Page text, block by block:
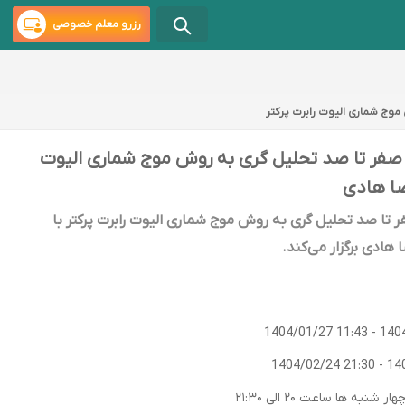
رزرو معلم خصوصی
شماری الیوت رابرت پرکتر
تا صد تحلیل گری به روش موج شماری الیوت
هادی
تا صد تحلیل گری به روش موج شماری الیوت رابرت پرکتر با
برگزار می‌کند.
-
1404/01/27 11:43
-
1404/02/24 21:30
ها ساعت ۲۰ الی ۲۱:۳۰